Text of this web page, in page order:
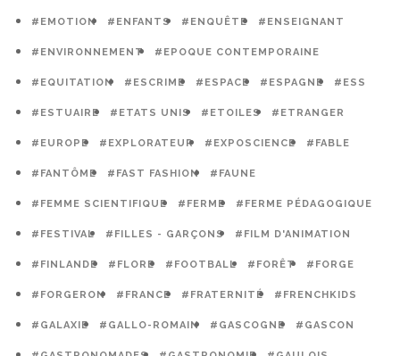
#EMOTION #ENFANTS #ENQUÊTE #ENSEIGNANT
#ENVIRONNEMENT #EPOQUE CONTEMPORAINE
#EQUITATION #ESCRIME #ESPACE #ESPAGNE #ESS
#ESTUAIRE #ETATS UNIS #ETOILES #ETRANGER
#EUROPE #EXPLORATEUR #EXPOSCIENCE #FABLE
#FANTÔME #FAST FASHION #FAUNE
#FEMME SCIENTIFIQUE #FERME #FERME PÉDAGOGIQUE
#FESTIVAL #FILLES - GARÇONS #FILM D'ANIMATION
#FINLANDE #FLORE #FOOTBALL #FORÊT #FORGE
#FORGERON #FRANCE #FRATERNITÉ #FRENCHKIDS
#GALAXIE #GALLO-ROMAIN #GASCOGNE #GASCON